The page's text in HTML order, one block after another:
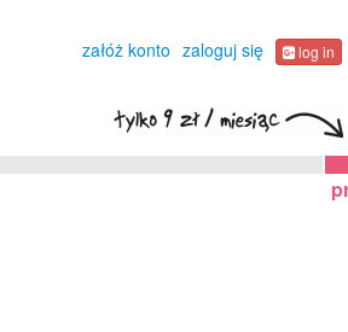
załóż konto zaloguj się log in